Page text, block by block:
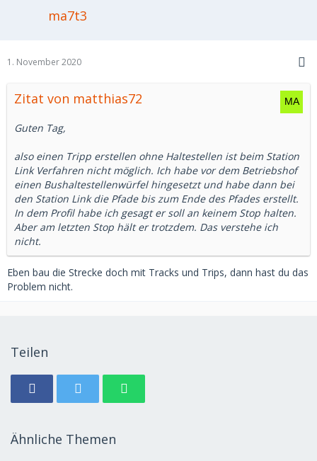
ma7t3
1. November 2020
Zitat von matthias72
Guten Tag,
also einen Tripp erstellen ohne Haltestellen ist beim Station
Link Verfahren nicht möglich. Ich habe vor dem Betriebshof
einen Bushaltestellenwürfel hingesetzt und habe dann bei
den Station Link die Pfade bis zum Ende des Pfades erstellt.
In dem Profil habe ich gesagt er soll an keinem Stop halten.
Aber am letzten Stop hält er trotzdem. Das verstehe ich
nicht.
Eben bau die Strecke doch mit Tracks und Trips, dann hast du das
Problem nicht.
Teilen
Ähnliche Themen